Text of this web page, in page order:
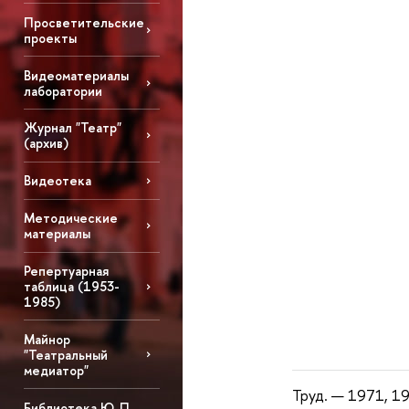
Просветительские
проекты
Видеоматериалы
лаборатории
Журнал "Театр"
(архив)
Видеотека
Методические
материалы
Репертуарная
таблица (1953-
1985)
Майнор
"Театральный
медиатор"
Труд. — 1971,